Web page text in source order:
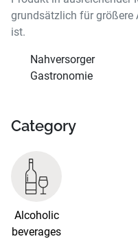
grundsätzlich für größere
ist.
Nahversorger
Gastronomie
Category
Alcoholic
beverages